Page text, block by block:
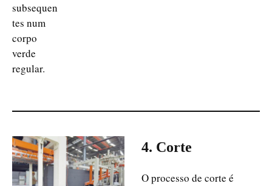
subsequen
tes num
corpo
verde
regular.
4. Corte
O processo de corte é